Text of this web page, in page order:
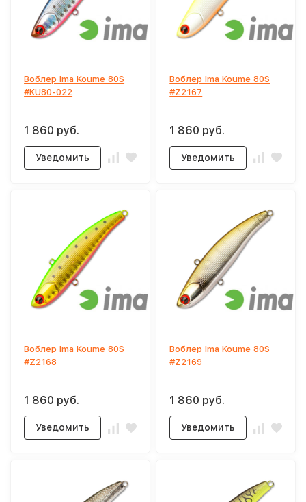
Воблер Ima Koume 80S
#KU80-022
1 860 руб.
Уведомить
Воблер Ima Koume 80S
#Z2167
1 860 руб.
Уведомить
Воблер Ima Koume 80S
#Z2168
1 860 руб.
Уведомить
Воблер Ima Koume 80S
#Z2169
1 860 руб.
Уведомить